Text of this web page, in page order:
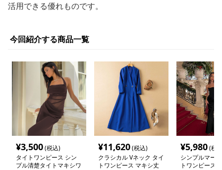
活用できる優れものです。
今回紹介する商品一覧
¥3,500(税込)
タイトワンピース シン
プル清楚タイトマキシワ
¥11,620(税込)
クラシカル Vネック タイ
トワンピース マキシ丈
¥5,980(税
シンプルマー
トワンピース